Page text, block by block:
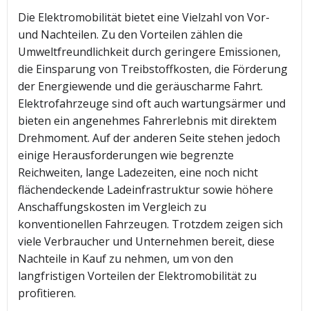
Die Elektromobilität bietet eine Vielzahl von Vor-
und Nachteilen. Zu den Vorteilen zählen die
Umweltfreundlichkeit durch geringere Emissionen,
die Einsparung von Treibstoffkosten, die Förderung
der Energiewende und die geräuscharme Fahrt.
Elektrofahrzeuge sind oft auch wartungsärmer und
bieten ein angenehmes Fahrerlebnis mit direktem
Drehmoment. Auf der anderen Seite stehen jedoch
einige Herausforderungen wie begrenzte
Reichweiten, lange Ladezeiten, eine noch nicht
flächendeckende Ladeinfrastruktur sowie höhere
Anschaffungskosten im Vergleich zu
konventionellen Fahrzeugen. Trotzdem zeigen sich
viele Verbraucher und Unternehmen bereit, diese
Nachteile in Kauf zu nehmen, um von den
langfristigen Vorteilen der Elektromobilität zu
profitieren.